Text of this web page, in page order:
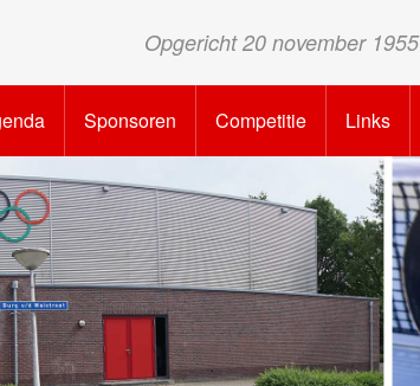
Opgericht 20 november 1955
Sponsoren Competitie Links